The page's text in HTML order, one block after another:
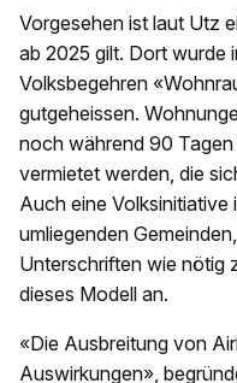
Vorgesehen ist laut Utz
ab 2025 gilt. Dort wurde
Volksbegehren
gutgeheissen.
noch während 90
vermietet werden, die
Auch eine Volksinitiative
umliegenden
Unterschriften wie nötig
dieses Modell an.
«Die Ausbreitung von
Auswirkungen»,